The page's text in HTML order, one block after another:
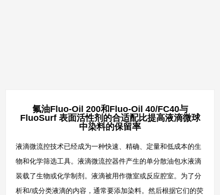
氟油Fluo-Oil 200和Fluo-Oil 40/FC40与
FluoSurf 表面活性剂的合适配比提高液滴微球
中染料的保留率
液滴微流控技术已经成为一种快速、精确、定量和低成本的生
物和化学筛选工具。液滴微流控器件产生的单分散油包水液滴
装载了生物或化学制剂。液滴被用作微室或反应腔室。为了分
析和/或分类液滴的内容，通常要添加染料。然后根据它们的荧